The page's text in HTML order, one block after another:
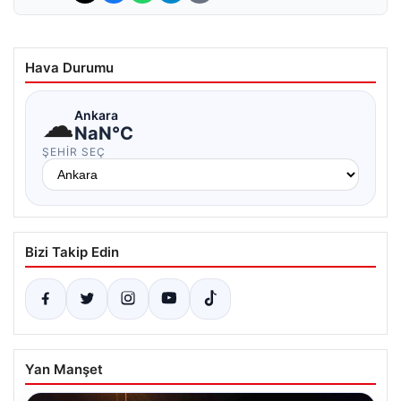
Hava Durumu
☁Ankara
NaN°C
ŞEHIR SEÇ
Bizi Takip Edin
Yan Manşet